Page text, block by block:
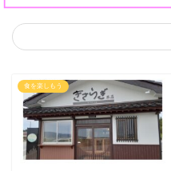
食を楽しもう